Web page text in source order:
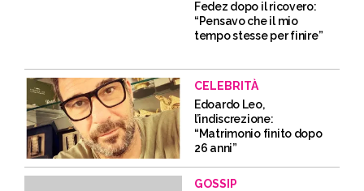
Fedez dopo il ricovero:
“Pensavo che il mio
tempo stesse per finire”
CELEBRITÀ
Edoardo Leo,
l’indiscrezione:
“Matrimonio finito dopo
26 anni”
GOSSIP